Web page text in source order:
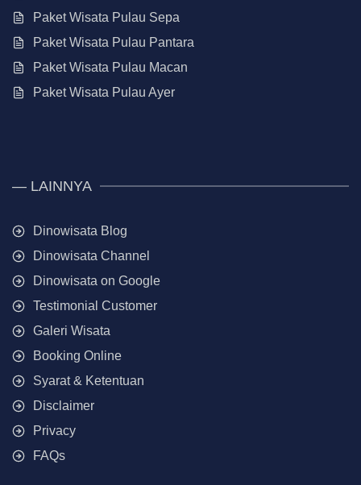
Paket Wisata Pulau Sepa
Paket Wisata Pulau Pantara
Paket Wisata Pulau Macan
Paket Wisata Pulau Ayer
— LAINNYA
Dinowisata Blog
Dinowisata Channel
Dinowisata on Google
Testimonial Customer
Galeri Wisata
Booking Online
Syarat & Ketentuan
Disclaimer
Privacy
FAQs